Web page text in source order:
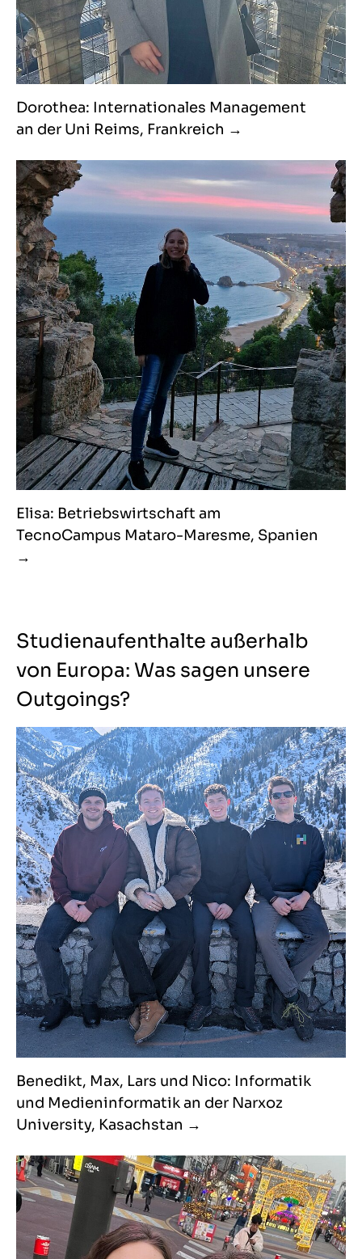
Dorothea: Internationales Management
an der Uni Reims, Frankreich
Elisa: Betriebswirtschaft am
TecnoCampus Mataro-Maresme, Spanien
Studienaufenthalte außerhalb
von Europa: Was sagen unsere
Outgoings?
Benedikt, Max, Lars und Nico: Informatik
und Medieninformatik an der Narxoz
University, Kasachstan